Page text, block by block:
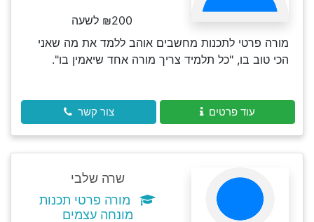
₪200 לשעה
מורה פרטי לתכנות מחשבים אוהב ללמד את מה שאני
הכי טוב בו, "כל תלמיד צריך מורה אחד שיאמין בו".
עוד פרטים צור קשר
שרה שלבי
מורה פרטי תכנות
מונחה עצמים